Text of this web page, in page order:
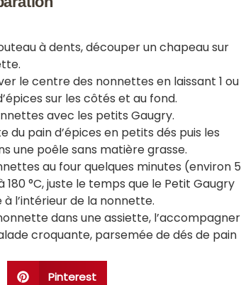
à dents, découper un chapeau sur
le centre des nonnettes en laissant 1 ou
sur les côtés et au fond.
avec les petits Gaugry.
du pain d’épices en petits dés puis les
une poêle sans matière grasse.
au four quelques minutes (environ 5
180 °C, juste le temps que le Petit Gaugry
l’intérieur de la nonnette.
dans une assiette, l’accompagner
croquante, parsemée de dés de pain
Pinterest